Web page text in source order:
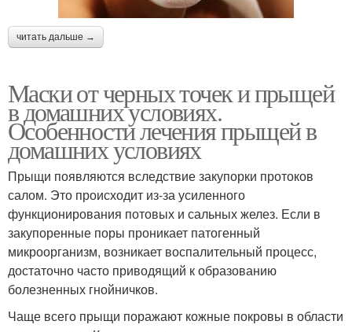
читать дальше →
Маски от черных точек и прыщей
в домашних условиях.
Особенности лечения прыщей в
домашних условиях
Прыщи появляются вследствие закупорки протоков
салом. Это происходит из-за усиленного
функционирования потовых и сальных желез. Если в
закупоренные поры проникает патогенный
микроорганизм, возникает воспалительный процесс,
достаточно часто приводящий к образованию
болезненных гнойничков.
Чаще всего прыщи поражают кожные покровы в области